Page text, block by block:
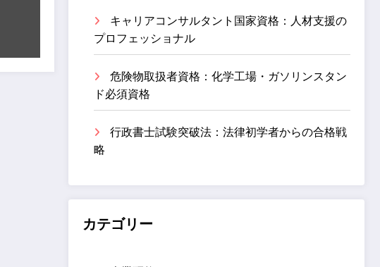
キャリアコンサルタント国家資格：人材支援の
プロフェッショナル
危険物取扱者資格：化学工場・ガソリンスタン
ド必須資格
行政書士試験突破法：法律初学者からの合格戦
略
カテゴリー